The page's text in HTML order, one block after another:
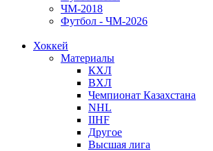
ЧМ-2018
Футбол - ЧМ-2026
Хоккей
Материалы
КХЛ
ВХЛ
Чемпионат Казахстана
NHL
IIHF
Другое
Высшая лига